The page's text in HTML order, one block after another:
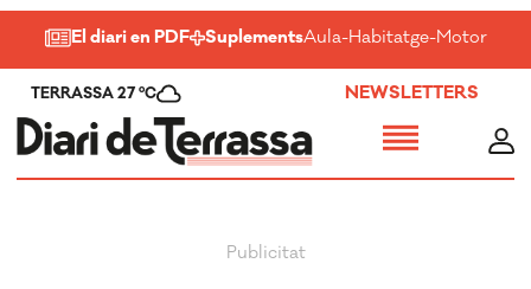
El diari en PDF SuplementsAula-Habitatge-Motor-
TERRASSA 27 ºC NEWSLETTERS